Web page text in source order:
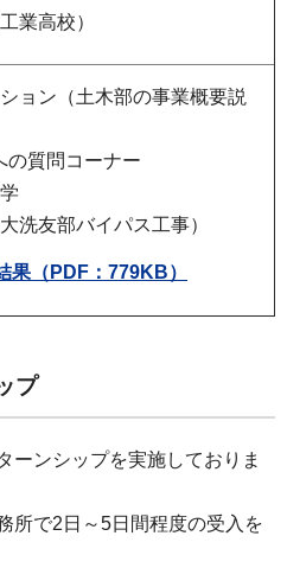
業高校）
ョン（土木部の事業概要説
の質問コーナー
洗友部バイパス工事）
果（PDF：779KB）
プ
ーンシップを実施しておりま
所で2日～5日間程度の受入を